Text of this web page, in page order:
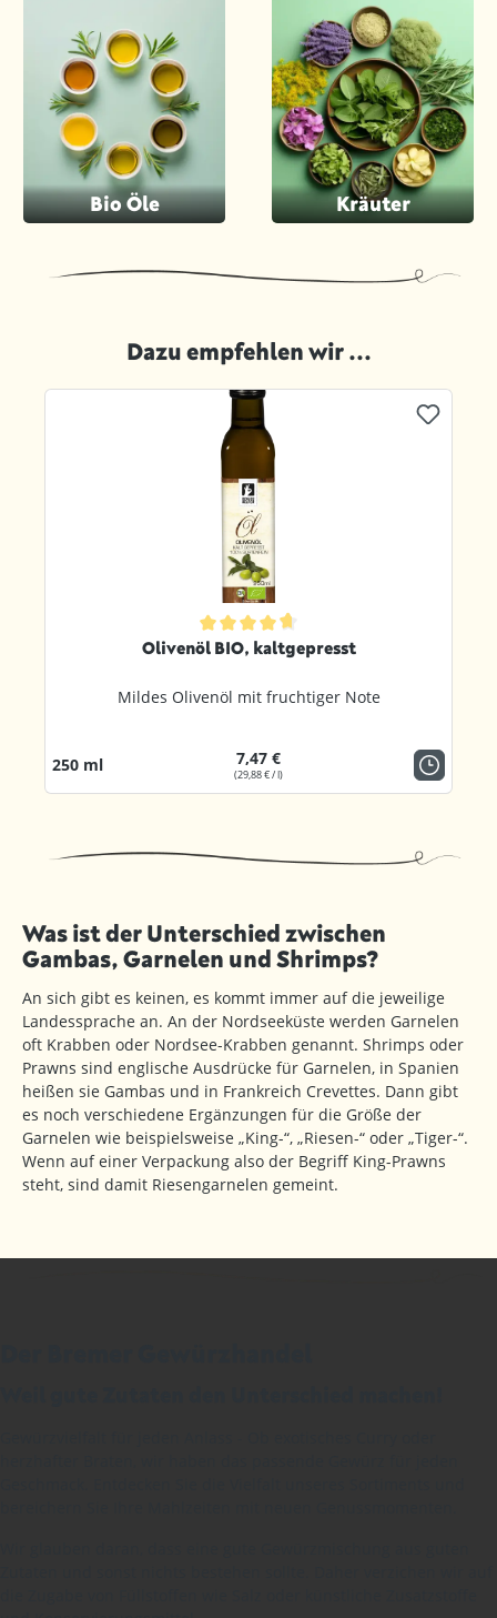
Bio Öle Kräuter
Dazu empfehlen wir ...
Produktgalerie überspringen
Durchschnittliche Bewertung von 4.8 von 5 Sternen
Olivenöl BIO, kaltgepresst
Mildes Olivenöl mit fruchtiger Note
250 ml 7,47 €
(29,88 € / l)
Was ist der Unterschied zwischen
Gambas, Garnelen und Shrimps?
An sich gibt es keinen, es kommt immer auf die jeweilige
Landessprache an. An der Nordseeküste werden Garnelen
oft Krabben oder Nordsee-Krabben genannt. Shrimps oder
Prawns sind englische Ausdrücke für Garnelen, in Spanien
heißen sie Gambas und in Frankreich Crevettes. Dann gibt
es noch verschiedene Ergänzungen für die Größe der
Garnelen wie beispielsweise „King-“, „Riesen-“ oder „Tiger-“.
Wenn auf einer Verpackung also der Begriff King-Prawns
steht, sind damit Riesengarnelen gemeint.